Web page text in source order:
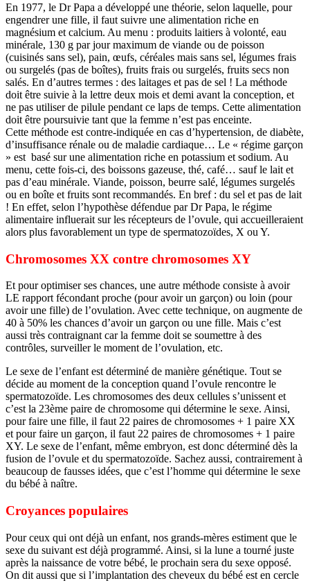
En 1977, le Dr Papa a développé une théorie, selon laquelle, pour
engendrer une fille, il faut suivre une alimentation riche en
magnésium et calcium. Au menu : produits laitiers à volonté, eau
minérale, 130 g par jour maximum de viande ou de poisson
(cuisinés sans sel), pain, œufs, céréales mais sans sel, légumes frais
ou surgelés (pas de boîtes), fruits frais ou surgelés, fruits secs non
salés. En d’autres termes : des laitages et pas de sel ! La méthode
doit être suivie à la lettre deux mois et demi avant la conception, et
ne pas utiliser de pilule pendant ce laps de temps. Cette alimentation
doit être poursuivie tant que la femme n’est pas enceinte.
Cette méthode est contre-indiquée en cas d’hypertension, de diabète,
d’insuffisance rénale ou de maladie cardiaque… Le « régime garçon
» est basé sur une alimentation riche en potassium et sodium. Au
menu, cette fois-ci, des boissons gazeuse, thé, café… sauf le lait et
pas d’eau minérale. Viande, poisson, beurre salé, légumes surgelés
ou en boîte et fruits sont recommandés. En bref : du sel et pas de lait
! En effet, selon l’hypothèse défendue par Dr Papa, le régime
alimentaire influerait sur les récepteurs de l’ovule, qui accueilleraient
alors plus favorablement un type de spermatozoïdes, X ou Y.
Chromosomes XX contre chromosomes XY
Et pour optimiser ses chances, une autre méthode consiste à avoir
LE rapport fécondant proche (pour avoir un garçon) ou loin (pour
avoir une fille) de l’ovulation. Avec cette technique, on augmente de
40 à 50% les chances d’avoir un garçon ou une fille. Mais c’est
aussi très contraignant car la femme doit se soumettre à des
contrôles, surveiller le moment de l’ovulation, etc.
Le sexe de l’enfant est déterminé de manière génétique. Tout se
décide au moment de la conception quand l’ovule rencontre le
spermatozoïde. Les chromosomes des deux cellules s’unissent et
c’est la 23ème paire de chromosome qui détermine le sexe. Ainsi,
pour faire une fille, il faut 22 paires de chromosomes + 1 paire XX
et pour faire un garçon, il faut 22 paires de chromosomes + 1 paire
XY. Le sexe de l’enfant, même embryon, est donc déterminé dès la
fusion de l’ovule et du spermatozoïde. Sachez aussi, contrairement à
beaucoup de fausses idées, que c’est l’homme qui détermine le sexe
du bébé à naître.
Croyances populaires
Pour ceux qui ont déjà un enfant, nos grands-mères estiment que le
sexe du suivant est déjà programmé. Ainsi, si la lune a tourné juste
après la naissance de votre bébé, le prochain sera du sexe opposé.
On dit aussi que si l’implantation des cheveux du bébé est en cercle